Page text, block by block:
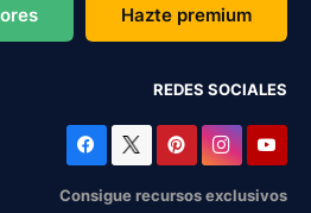
Hazte premium
REDES SOCIALES
Consigue recursos exclusivos